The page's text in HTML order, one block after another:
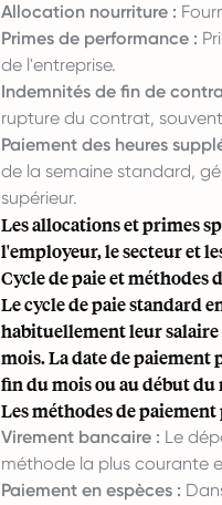
Allocation nourriture :
Primes de performance :
de l'entreprise.
Indemnités de fin de
rupture du contrat,
Paiement des heures
de la semaine standard,
supérieur.
Les allocations et primes
l'employeur, le secteur et
Cycle de paie et méthodes
Le cycle de paie standard
habituellement leur
mois. La date de paiement
fin du mois ou au début du
Les méthodes de
Virement bancaire : Le
méthode la plus courante
Paiement en espèces :